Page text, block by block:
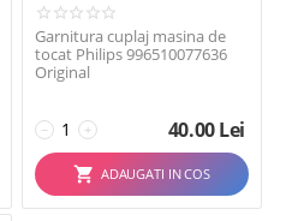
Garnitura cuplaj masina de
tocat Philips 996510077636
Original
+
− 40.00Lei
ADAUGATI IN COS